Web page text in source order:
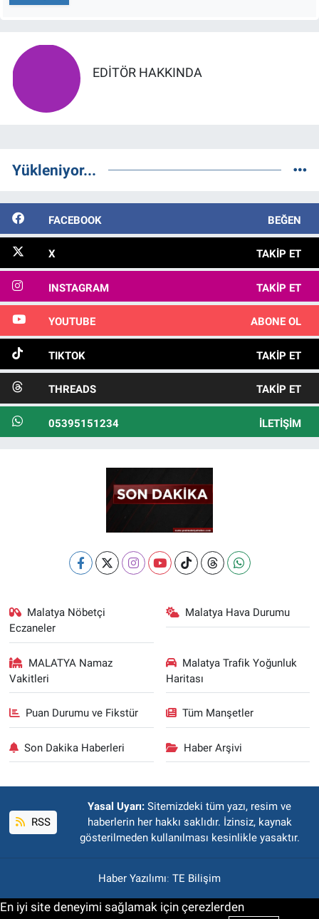
EDITÖR HAKKINDA
Yükleniyor...
FACEBOOK BEĞEN
X TAKIP ET
INSTAGRAM TAKIP ET
YOUTUBE ABONE OL
TIKTOK TAKIP ET
THREADS TAKIP ET
05395151234 İLETIŞIM
Malatya Nöbetçi
Eczaneler
Malatya Hava Durumu
MALATYA Namaz
Vakitleri
Malatya Trafik Yoğunluk
Haritası
Puan Durumu ve Fikstür Tüm Manşetler
Son Dakika Haberleri Haber Arşivi
RSS
Yasal Uyarı: Sitemizdeki tüm yazı, resim ve
haberlerin her hakkı saklıdır. İzinsiz, kaynak
gösterilmeden kullanılması kesinlikle yasaktır.
Haber Yazılımı: TE Bilişim
En iyi site deneyimi sağlamak için çerezlerden